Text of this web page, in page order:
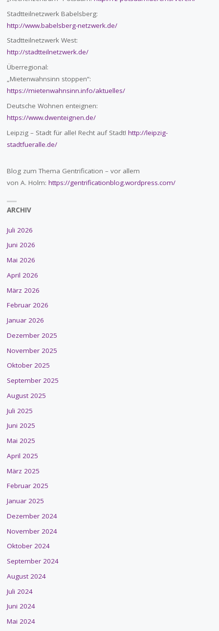
Stadtteilnetzwerk Babelsberg:
http://www.babelsberg-netzwerk.de/
Stadtteilnetzwerk West:
http://stadtteilnetzwerk.de/
Überregional:
„Mietenwahnsinn stoppen“:
https://mietenwahnsinn.info/aktuelles/
Deutsche Wohnen enteignen:
https://www.dwenteignen.de/
Leipzig – Stadt für alle! Recht auf Stadt! http://leipzig-
stadtfueralle.de/
Blog zum Thema Gentrification – vor allem
von A. Holm: https://gentrificationblog.wordpress.com/
ARCHIV
Juli 2026
Juni 2026
Mai 2026
April 2026
März 2026
Februar 2026
Januar 2026
Dezember 2025
November 2025
Oktober 2025
September 2025
August 2025
Juli 2025
Juni 2025
Mai 2025
April 2025
März 2025
Februar 2025
Januar 2025
Dezember 2024
November 2024
Oktober 2024
September 2024
August 2024
Juli 2024
Juni 2024
Mai 2024